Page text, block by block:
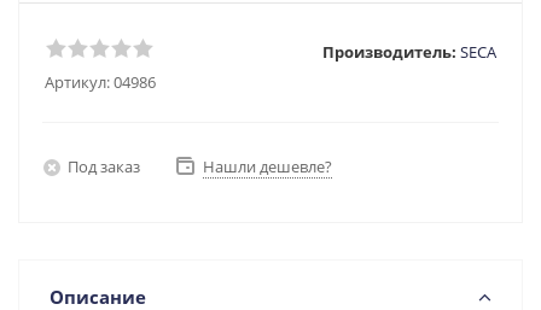
Артикул:04986
Производитель: SECA
Под заказ Нашли дешевле?
Описание